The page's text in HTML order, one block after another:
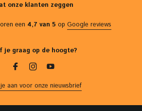
onze klanten zeggen
een 4,7 van 5 op Google reviews
je graag op de hoogte?
aan voor onze nieuwsbrief